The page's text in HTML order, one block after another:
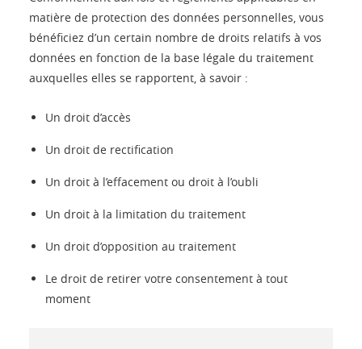
matière de protection des données personnelles, vous
bénéficiez d’un certain nombre de droits relatifs à vos
données en fonction de la base légale du traitement
auxquelles elles se rapportent, à savoir :
Un droit d’accès
Un droit de rectification
Un droit à l’effacement ou droit à l’oubli
Un droit à la limitation du traitement
Un droit d’opposition au traitement
Le droit de retirer votre consentement à tout
moment